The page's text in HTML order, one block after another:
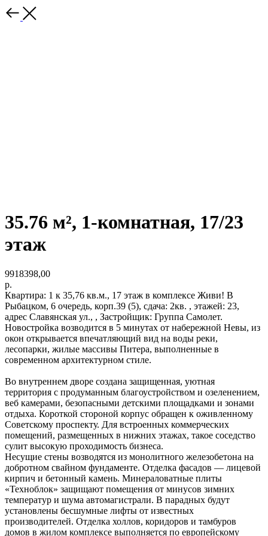
35.76 м², 1-комнатная, 17/23
этаж
9918398,00
р.
Квартира: 1 к 35,76 кв.м., 17 этаж в комплексе Живи! В
Рыбацком, 6 очередь, корп.39 (5), сдача: 2кв. , этажей: 23,
адрес Славянская ул., , Застройщик: Группа Самолет.
Новостройка возводится в 5 минутах от набережной Невы, из
окон открывается впечатляющий вид на воды реки,
лесопарки, жилые массивы Питера, выполненные в
современном архитектурном стиле.
Во внутреннем дворе создана защищенная, уютная
территория с продуманным благоустройством и озеленением,
веб камерами, безопасными детскими площадками и зонами
отдыха. Короткой стороной корпус обращен к оживленному
Советскому проспекту. Для встроенных коммерческих
помещений, размещенных в нижних этажах, такое соседство
сулит высокую проходимость бизнеса.
Несущие стены возводятся из монолитного железобетона на
добротном свайном фундаменте. Отделка фасадов — лицевой
кирпич и бетонный камень. Минераловатные плиты
«Техноблок» защищают помещения от минусов зимних
температур и шума автомагистрали. В парадных будут
установлены бесшумные лифты от известных
производителей. Отделка холлов, коридоров и тамбуров
домов в жилом комплексе выполняется по европейскому